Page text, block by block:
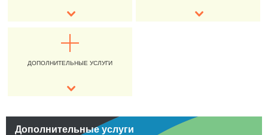
ДОПОЛНИТЕЛЬНЫЕ УСЛУГИ
Дополнительные услуги